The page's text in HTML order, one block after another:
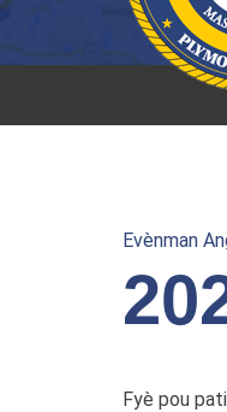
Evènman
Fyè pou